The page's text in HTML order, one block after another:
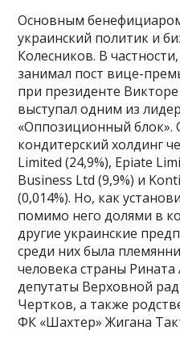
Основным
украинский политик и
Колесников. В
занимал пост вице-
при президенте
выступал одним из
«Оппозиционный блок».
кондитерский холдинг
Limited (24,9%), Epiate
Business Ltd (9,9%) и
(0,014%). Но, как
помимо него долями в
другие украинские
среди них была
человека страны
депутаты Верховной
Чертков, а также
ФК «Шахтер» Жигана